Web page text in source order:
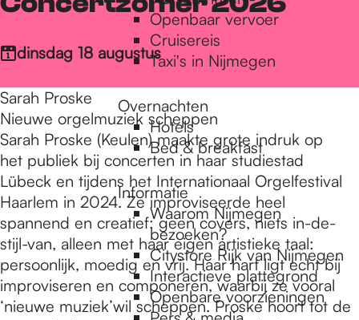
Openbaar vervoer
Cruisereis
Taxi's in Nijmegen
Overnachten
Hotels
Bed & breakfast
Informatie
Waarom Nijmegen
bezoeken?
Citystore Rijk van Nijmegen
Interactieve plattegrond
Openbare voorzieningen
dinsdag 18 augustus
Sarah Proske
Nieuwe orgelmuziek scheppen
Sarah Proske (Keulen) maakte grote indruk op
het publiek bij concerten in haar studiestad
Lübeck en tijdens het Internationaal Orgelfestival
Haarlem in 2024. Ze improviseerde heel
spannend en creatief: geen covers, niets in-de-
stijl-van, alleen met haar eigen artistieke taal:
persoonlijk, moedig en vrij. Haar hart ligt echt bij
improviseren en componeren, waarbij ze vooral
‘nieuwe muziek’wil scheppen. Proske hoort tot de